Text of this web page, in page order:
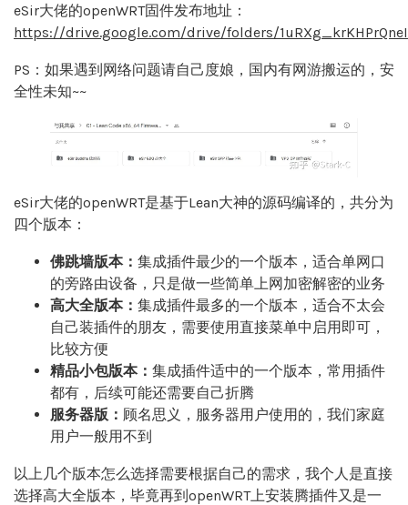
eSir大佬的openWRT固件发布地址：
https://drive.google.com/drive/folders/
PS：如果遇到网络问题请自己度娘，国内有网游搬运的，安
全性未知~~
eSir大佬的openWRT是基于Lean大神的源码编译的，共分为
四个版本：
佛跳墙版本： 集成插件最少的一个版本，适合单网口
的旁路由设备，只是做一些简单上网加密解密的业务
高大全版本： 集成插件最多的一个版本，适合不太会
自己装插件的朋友，需要使用直接菜单中启用即可，
比较方便
精品小包版本： 集成插件适中的一个版本，常用插件
都有，后续可能还需要自己折腾
服务器版： 顾名思义，服务器用户使用的，我们家庭
用户一般用不到
以上几个版本怎么选择需要根据自己的需求，我个人是直接
选择高大全版本，毕竟再到openWRT上安装腾插件又是一